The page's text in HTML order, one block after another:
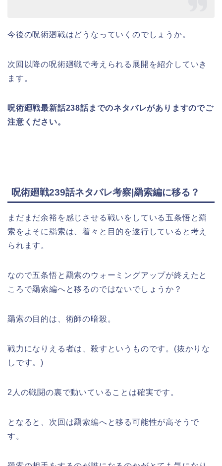
今後の呪術廻戦はどうなっていくのでしょうか。
次回以降の呪術廻戦で考えられる展開を紹介していき
ます。
呪術廻戦最新話238話までのネタバレがありますのでご
注意ください。
呪術廻戦239話ネタバレ考察|羂索編に移る？
まだまだ余裕を感じさせる戦いをしている五条悟と羂
索をよそに羂索は、着々と目的を遂行していると考え
られます。
なので五条悟と羂索のウォーミングアップが終えたと
ころで羂索編へと移るのではないでしょうか？
羂索の目的は、術師の暗殺。
戦力になりえる者は、殺すというものです。(抜かりな
しです。)
2人の戦闘の裏で動いていることは確実です。
となると、次回は羂索編へと移る可能性が高そうで
す。